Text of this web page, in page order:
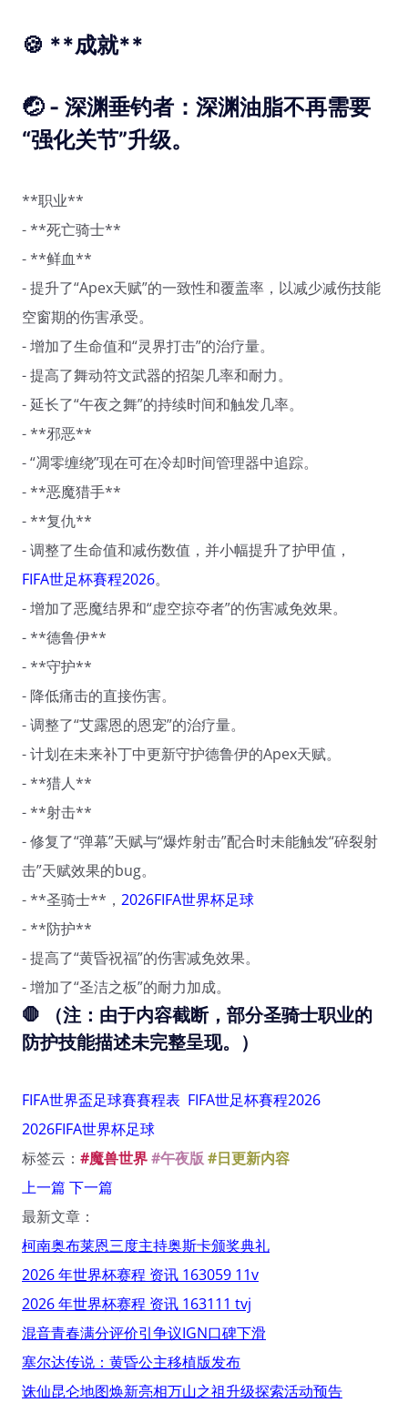
🍪 **成就**
🤕 - 深渊垂钓者：深渊油脂不再需要
“强化关节”升级。
**职业**
- **死亡骑士**
- **鲜血**
- 提升了“Apex天赋”的一致性和覆盖率，以减少减伤技能
空窗期的伤害承受。
- 增加了生命值和“灵界打击”的治疗量。
- 提高了舞动符文武器的招架几率和耐力。
- 延长了“午夜之舞”的持续时间和触发几率。
- **邪恶**
- “凋零缠绕”现在可在冷却时间管理器中追踪。
- **恶魔猎手**
- **复仇**
- 调整了生命值和减伤数值，并小幅提升了护甲值，
FIFA世足杯賽程2026。
- 增加了恶魔结界和“虚空掠夺者”的伤害减免效果。
- **德鲁伊**
- **守护**
- 降低痛击的直接伤害。
- 调整了“艾露恩的恩宠”的治疗量。
- 计划在未来补丁中更新守护德鲁伊的Apex天赋。
- **猎人**
- **射击**
- 修复了“弹幕”天赋与“爆炸射击”配合时未能触发“碎裂射
击”天赋效果的bug。
- **圣骑士**， 2026FIFA世界杯足球
- **防护**
- 提高了“黄昏祝福”的伤害减免效果。
- 增加了“圣洁之板”的耐力加成。
🛑 （注：由于内容截断，部分圣骑士职业的
防护技能描述未完整呈现。）
FIFA世界盃足球賽賽程表 FIFA世足杯賽程2026
2026FIFA世界杯足球
标签云： #魔兽世界#午夜版 #日更新内容
上一篇 下一篇
最新文章：
柯南奥布莱恩三度主持奥斯卡颁奖典礼
2026 年世界杯赛程 资讯 163059 11v
2026 年世界杯赛程 资讯 163111 tvj
混音青春满分评价引争议IGN口碑下滑
塞尔达传说：黄昏公主移植版发布
诛仙昆仑地图焕新亮相万山之祖升级探索活动预告